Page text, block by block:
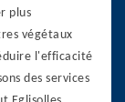
plus
végétaux
l'efficacité
des services